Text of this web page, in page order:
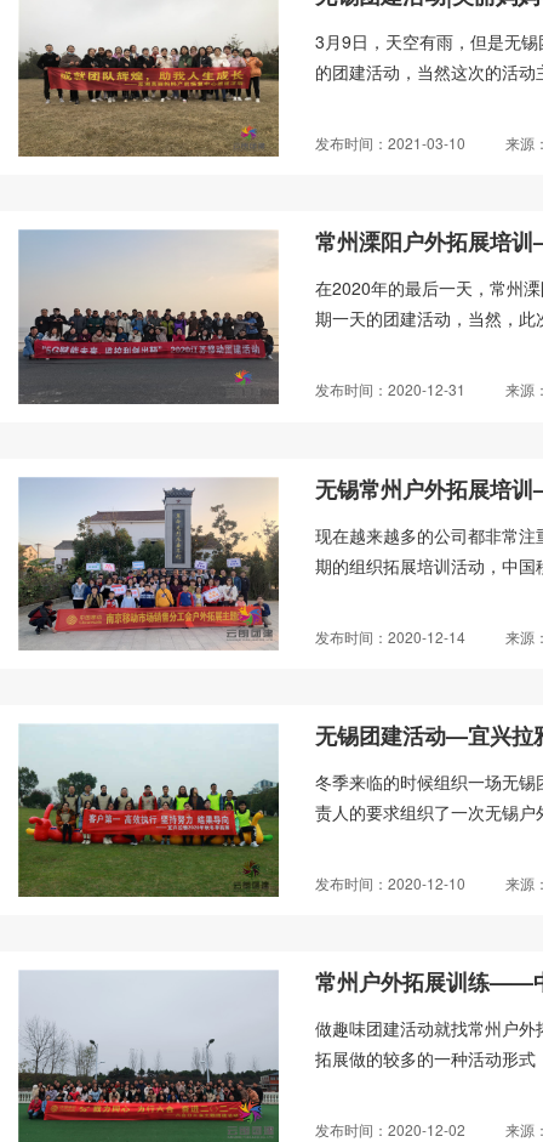
​3月9日，天空有雨，但是无
的团建活动，当然这次的活
发布时间：2021-03-10 来源
常州溧阳户外拓展培
在2020年的最后一天，常州
期一天的团建活动，当然，
发布时间：2020-12-31 来源
无锡常州户外拓展培
现在越来越多的公司都非常
期的组织拓展培训活动，中
发布时间：2020-12-14 来源
无锡团建活动—宜兴拉
冬季来临的时候组织一场无
责人的要求组织了一次无锡
发布时间：2020-12-10 来源
常州户外拓展训练——
做趣味团建活动就找常州户
拓展做的较多的一种活动形
发布时间：2020-12-02 来源